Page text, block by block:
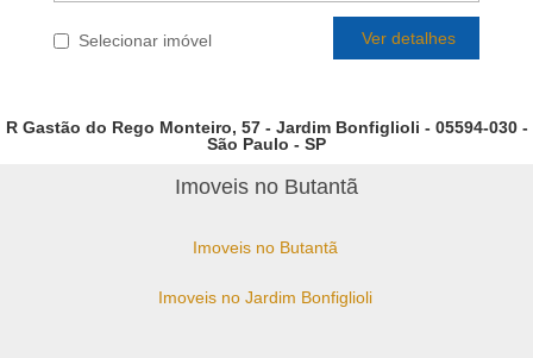
Selecionar imóvel Ver detalhes
R Gastão do Rego Monteiro, 57 - Jardim Bonfiglioli - 05594-030 -
São Paulo - SP
Imoveis no Butantã
Imoveis no Butantã
Imoveis no Jardim Bonfiglioli